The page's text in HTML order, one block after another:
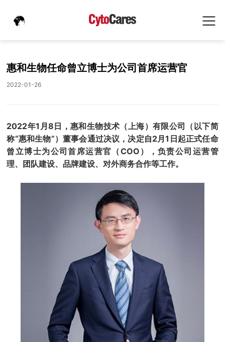
惠和生物任命曾立博士为公司首席运营官
2022-01-26
2022年1月8日，惠和生物技术（上海）有限公司（以下简
称“惠和生物”）董事会通过决议，决定自2月1日起正式任命
曾立博士为公司首席运营官（COO），负责公司运营管
理、团队建设、品牌建设、对外商务合作等工作。